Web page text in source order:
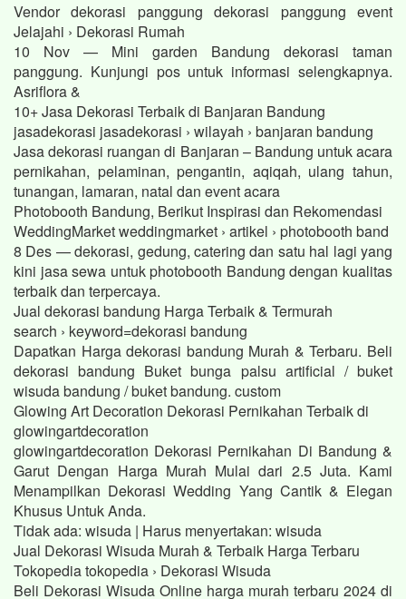
Vendor dekorasi panggung dekorasi panggung event
Jelajahi › Dekorasi Rumah
10 Nov — Mini garden Bandung dekorasi taman
panggung. Kunjungi pos untuk informasi selengkapnya.
Asriflora &
10+ Jasa Dekorasi Terbaik di Banjaran Bandung
jasadekorasi jasadekorasi › wilayah › banjaran bandung
Jasa dekorasi ruangan di Banjaran – Bandung untuk acara
pernikahan, pelaminan, pengantin, aqiqah, ulang tahun,
tunangan, lamaran, natal dan event acara
Photobooth Bandung, Berikut Inspirasi dan Rekomendasi
WeddingMarket weddingmarket › artikel › photobooth band
8 Des — dekorasi, gedung, catering dan satu hal lagi yang
kini jasa sewa untuk photobooth Bandung dengan kualitas
terbaik dan terpercaya.
Jual dekorasi bandung Harga Terbaik & Termurah
search › keyword=dekorasi bandung
Dapatkan Harga dekorasi bandung Murah & Terbaru. Beli
dekorasi bandung Buket bunga palsu artificial / buket
wisuda bandung / buket bandung. custom
Glowing Art Decoration Dekorasi Pernikahan Terbaik di
glowingartdecoration
glowingartdecoration Dekorasi Pernikahan Di Bandung &
Garut Dengan Harga Murah Mulai dari 2.5 Juta. Kami
Menampilkan Dekorasi Wedding Yang Cantik & Elegan
Khusus Untuk Anda.
Tidak ada: wisuda ‎| Harus menyertakan: wisuda
Jual Dekorasi Wisuda Murah & Terbaik Harga Terbaru
Tokopedia tokopedia › Dekorasi Wisuda
Beli Dekorasi Wisuda Online harga murah terbaru 2024 di